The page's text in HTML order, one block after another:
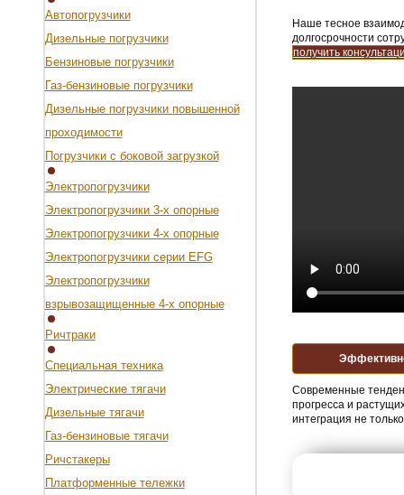
Автопогрузчики
Дизельные погрузчики
Бензиновые погрузчики
Газ-бензиновые погрузчики
Дизельные погрузчики повышенной
проходимости
Погрузчики с боковой загрузкой
Электропогрузчики
Электропогрузчики 3-х опорные
Электропогрузчики 4-х опорные
Электропогрузчики серии EFG
Электропогрузчики
взрывозащищенные 4-х опорные
Ричтраки
Специальная техника
Электрические тягачи
Дизельные тягачи
Газ-бензиновые тягачи
Ричстакеры
Платформенные тележки
Наше тесное
долгосрочности
получить
Современные
прогресса и
интеграция не